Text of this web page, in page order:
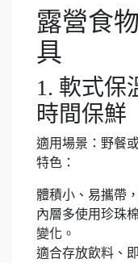
露營食
具
1. 軟式
時間保鮮
適用場景：野餐
特色：
體積小、易攜帶
內層多使用珍珠
變化。
適合存放飲料、